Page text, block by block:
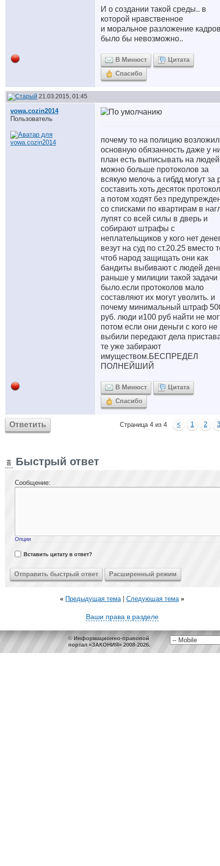
И о создании такой среды.. в
которой нравственное
и моральное разложение
было бы невозможно..
В Минюст
Цитата
Спасибо
21.03.2015, 01:45
vowa.cozin2014
Пользователь
почему то на полицию
основную обязанность даже у
план есть выписывать на людей
можно больше протоколов за
всякую мелочь а гибдд могут за
составить хоть десяток
а потом ходят без
со списками по квартирам в
лупят со всей силы в дверь и
собирают штрафы с
неплательщиков у кого нет
везут на суд по ст.20.25 вместо
чтоб народ защищать они как
бандиты выбивают с людей
раньше у милиции такой задачи
было.если протоколов мало
составляют их могут уволить. и
почему минимальный штраф
руб. люди и100 руб найти не
потом если они деньги с кого не
выбили передают дела
те уже забирают
имуществом.БЕСПРЕДЕЛ
ПОЛНЕЙШИЙ
В Минюст
Цитата
Спасибо
Ответить Страница 4 из 4 < 1 2 3
Быстрый ответ
Сообщение:
Опции
Вставить цитату в ответ?
« Предыдущая тема| Следующая тема »
Ваши права в разделе
© Информационно-правовой
портал «ЗАКОНИЯ» 2008-2026.